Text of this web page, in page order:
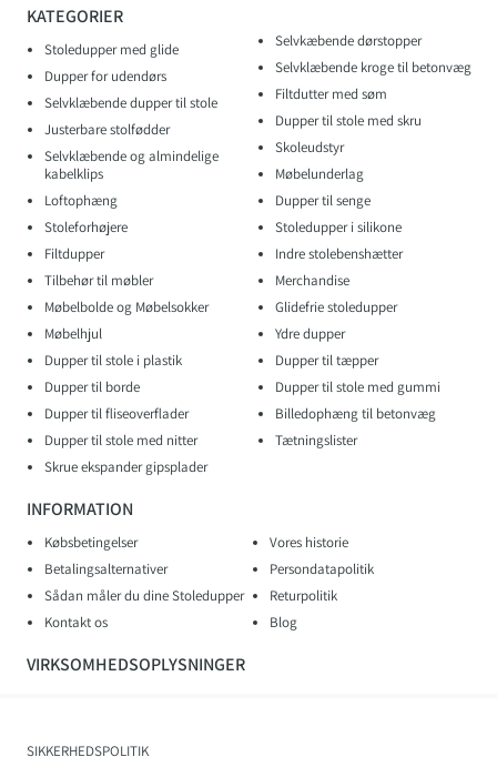
KATEGORIER
Stoledupper med glide
Dupper for udendørs
Selvklæbende dupper til stole
Justerbare stolfødder
Selvklæbende og almindelige
kabelklips
Loftophæng
Stoleforhøjere
Filtdupper
Tilbehør til møbler
Møbelbolde og Møbelsokker
Møbelhjul
Dupper til stole i plastik
Dupper til borde
Dupper til fliseoverflader
Dupper til stole med nitter
Skrue ekspander gipsplader
Selvkæbende dørstopper
Selvklæbende kroge til betonvæg
Filtdutter med søm
Dupper til stole med skru
Skoleudstyr
Møbelunderlag
Dupper til senge
Stoledupper i silikone
Indre stolebenshætter
Merchandise
Glidefrie stoledupper
Ydre dupper
Dupper til tæpper
Dupper til stole med gummi
Billedophæng til betonvæg
Tætningslister
INFORMATION
Købsbetingelser
Vores historie
Betalingsalternativer
Persondatapolitik
Sådan måler du dine Stoledupper
Returpolitik
Kontakt os
Blog
VIRKSOMHEDSOPLYSNINGER
SIKKERHEDSPOLITIK